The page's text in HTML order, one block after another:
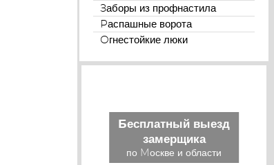
Заборы из профнастила
Распашные ворота
Огнестойкие люки
Бесплатный выезд
замерщика
по Москве и области